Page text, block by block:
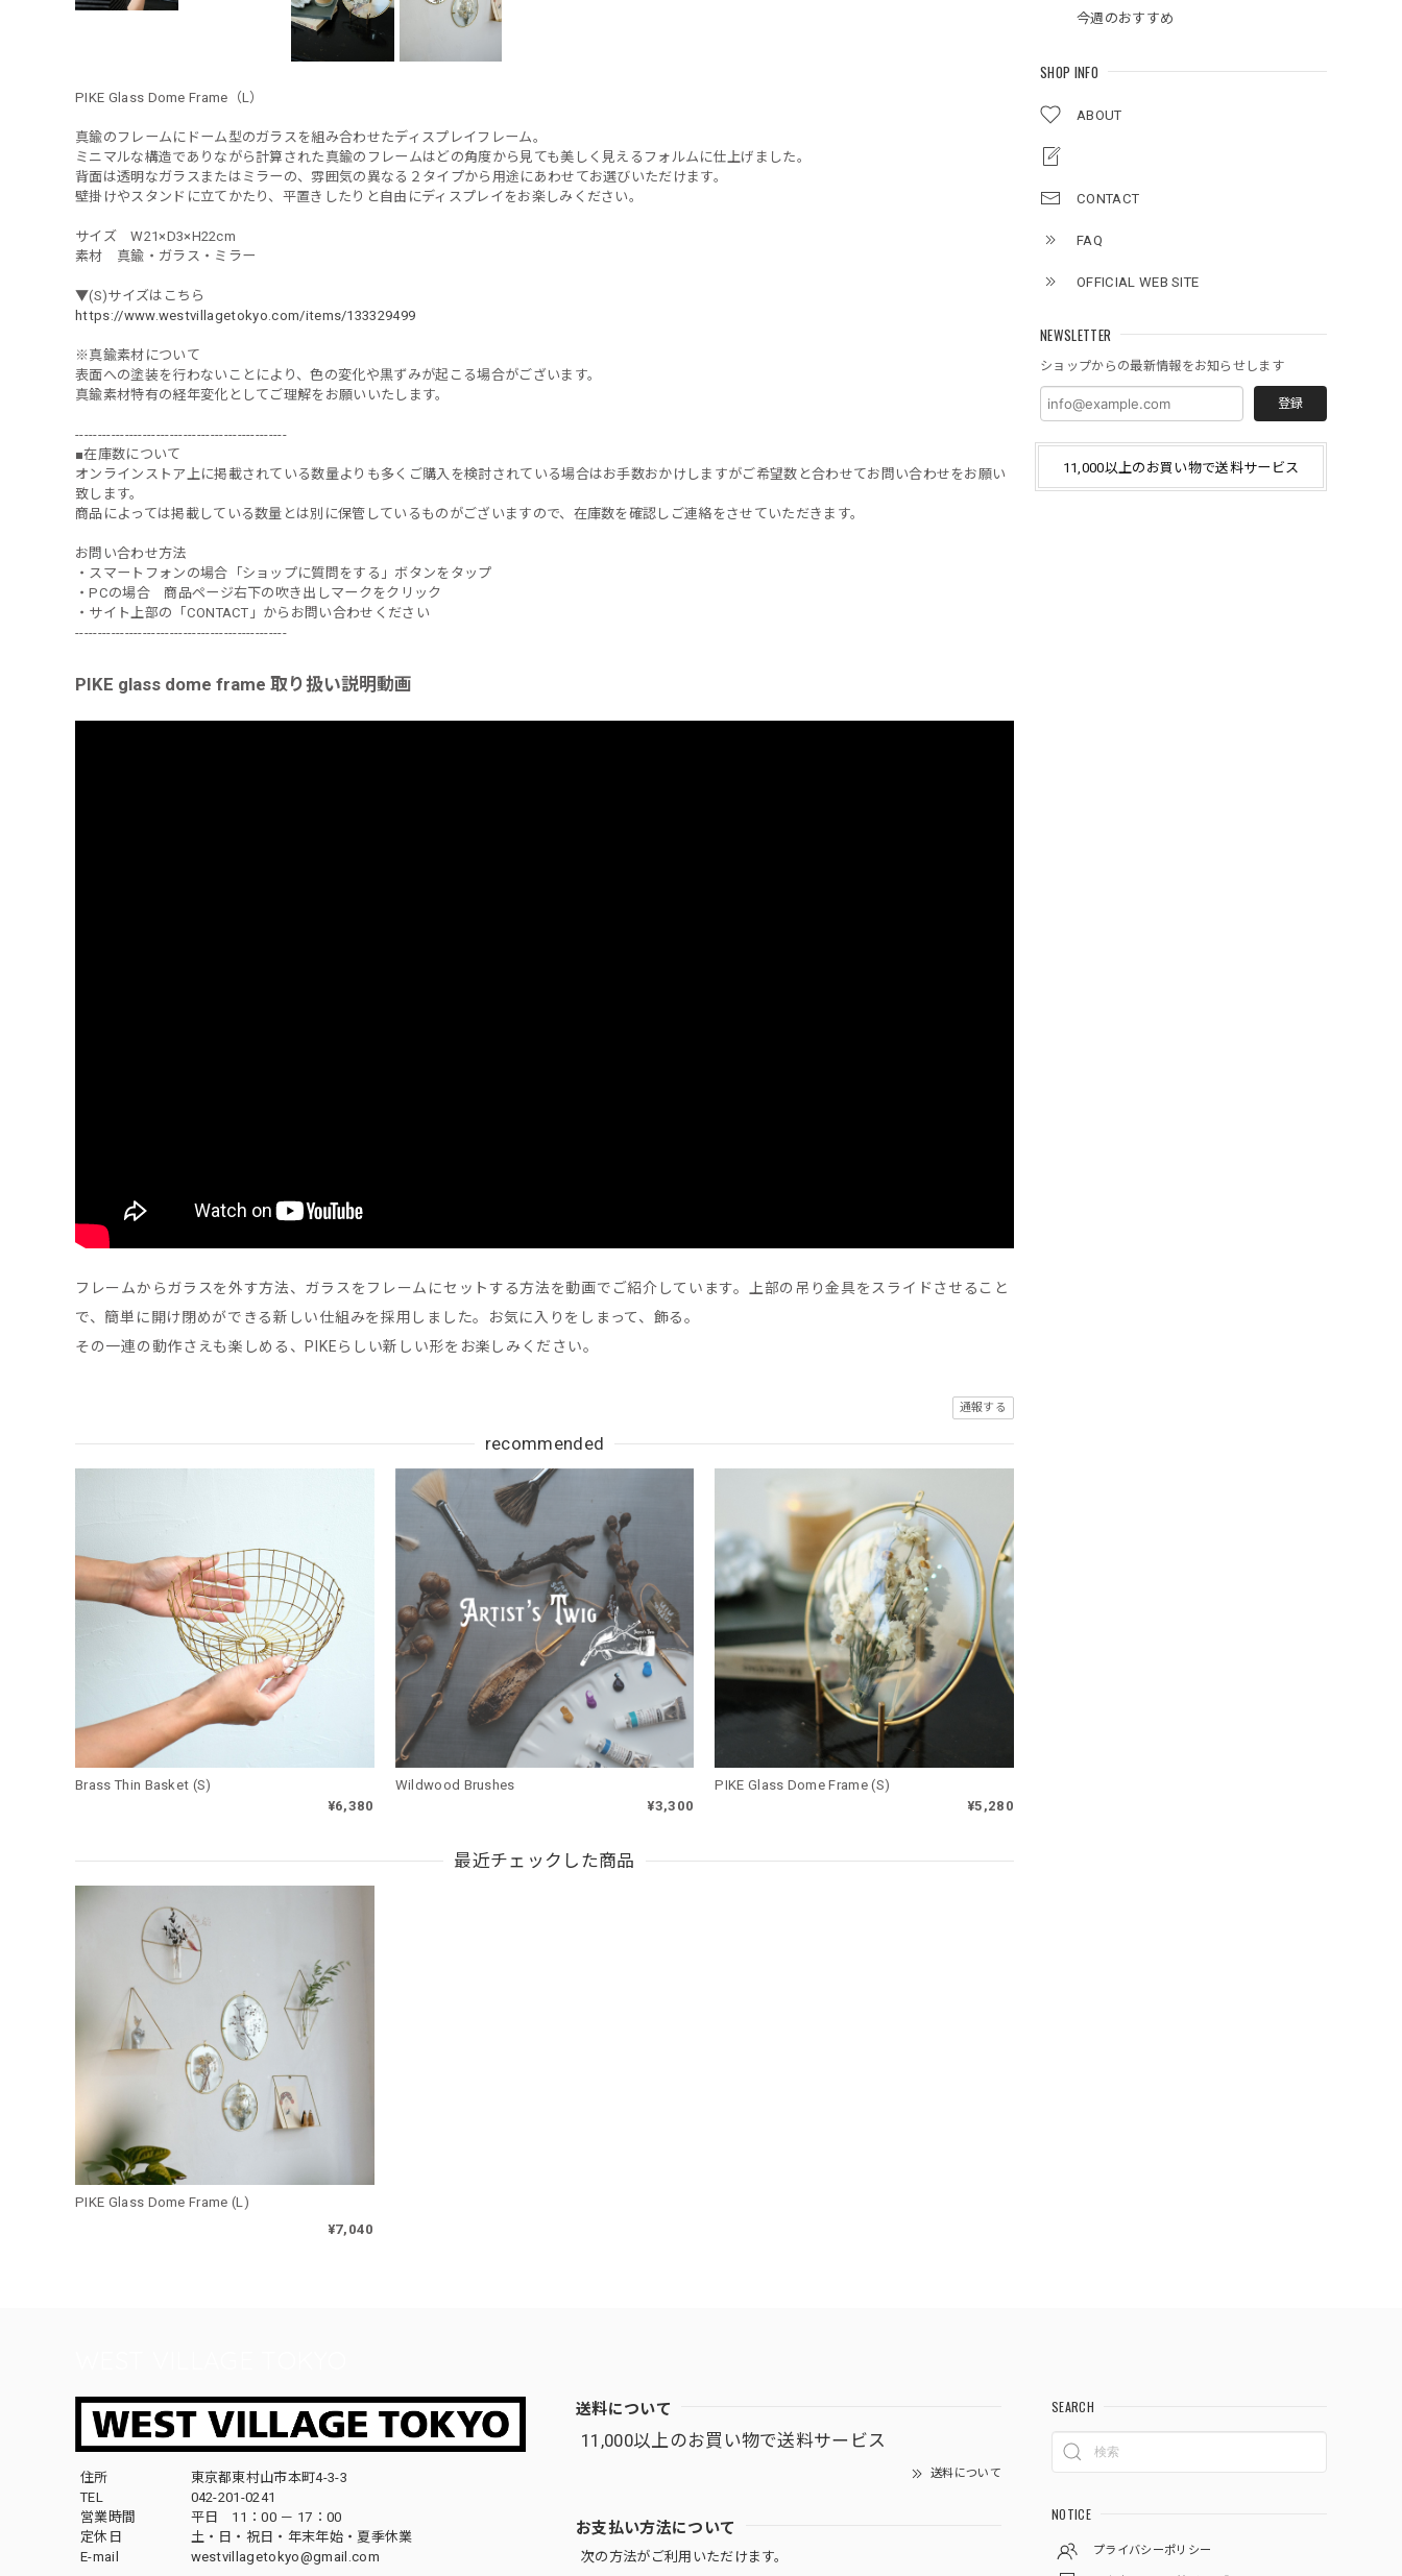
今週のおすすめ
SHOP INFO
ABOUT
CONTACT
FAQ
OFFICIAL WEB SITE
NEWSLETTER
ショップからの最新情報をお知らせします
登録
11,000以上のお買い物で送料サービス
PIKE Glass Dome Frame（L）
真鍮のフレームにドーム型のガラスを組み合わせたディスプレイフレーム。
ミニマルな構造でありながら計算された真鍮のフレームはどの角度から見ても美しく見えるフォルムに仕上げました。
背面は透明なガラスまたはミラーの、雰囲気の異なる２タイプから用途にあわせてお選びいただけます。
壁掛けやスタンドに立てかたり、平置きしたりと自由にディスプレイをお楽しみください。
サイズ W21×D3×H22cm
素材 真鍮・ガラス・ミラー
▼(S)サイズはこちら
https://www.westvillagetokyo.com/items/133329499
※真鍮素材について
表面への塗装を行わないことにより、色の変化や黒ずみが起こる場合がございます。
真鍮素材特有の経年変化としてご理解をお願いいたします。
-----------------------------------------------
■在庫数について
オンラインストア上に掲載されている数量よりも多くご購入を検討されている場合はお手数おかけしますがご希望数と合わせてお問い合わせをお願い
致します。
商品によっては掲載している数量とは別に保管しているものがございますので、在庫数を確認しご連絡をさせていただきます。
お問い合わせ方法
・スマートフォンの場合「ショップに質問をする」ボタンをタップ
・PCの場合 商品ページ右下の吹き出しマークをクリック
・サイト上部の「CONTACT」からお問い合わせください
-----------------------------------------------
PIKE glass dome frame 取り扱い説明動画
フレームからガラスを外す方法、ガラスをフレームにセットする方法を動画でご紹介しています。上部の吊り金具をスライドさせること
で、簡単に開け閉めができる新しい仕組みを採用しました。お気に入りをしまって、飾る。
その一連の動作さえも楽しめる、PIKEらしい新しい形をお楽しみください。
通報する
recommended
Brass Thin Basket (S)
¥6,380
Wildwood Brushes
¥3,300
PIKE Glass Dome Frame (S)
¥5,280
最近チェックした商品
PIKE Glass Dome Frame (L)
¥7,040
住所
東京都東村山市本町4-3-3
TEL
042-201-0241
営業時間
平日 11：00 － 17：00
定休日
土・日・祝日・年末年始・夏季休業
E-mail
westvillagetokyo@gmail.com
送料について
11,000以上のお買い物で送料サービス
送料について
お支払い方法について
次の方法がご利用いただけます。
SEARCH
NOTICE
プライバシーポリシー